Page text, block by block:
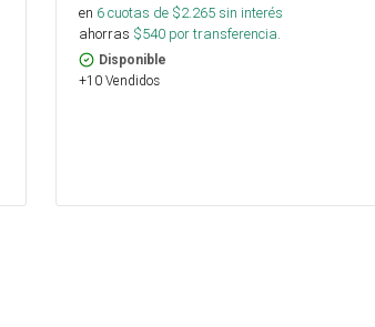
en 6cuotas de $2.265sin interés
ahorras $540 por transferencia.
Disponible
+10 Vendidos